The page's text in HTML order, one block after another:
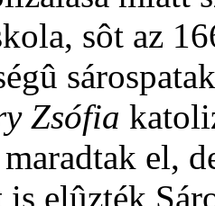
sôt az
Zsófia
el,
is elûzték